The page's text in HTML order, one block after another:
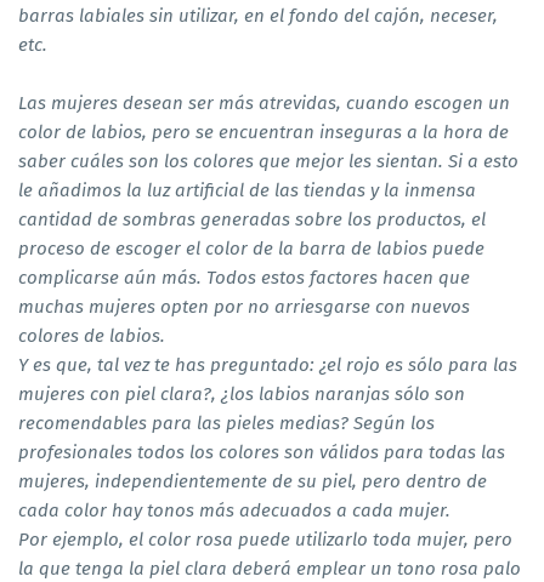
barras labiales sin utilizar, en el fondo del cajón, neceser,
etc.
Las mujeres desean ser más atrevidas, cuando escogen un
color de labios, pero se encuentran inseguras a la hora de
saber cuáles son los colores que mejor les sientan. Si a esto
le añadimos la luz artificial de las tiendas y la inmensa
cantidad de sombras generadas sobre los productos, el
proceso de escoger el color de la barra de labios puede
complicarse aún más. Todos estos factores hacen que
muchas mujeres opten por no arriesgarse con nuevos
colores de labios.
Y es que, tal vez te has preguntado: ¿el rojo es sólo para las
mujeres con piel clara?, ¿los labios naranjas sólo son
recomendables para las pieles medias? Según los
profesionales todos los colores son válidos para todas las
mujeres, independientemente de su piel, pero dentro de
cada color hay tonos más adecuados a cada mujer.
Por ejemplo, el color rosa puede utilizarlo toda mujer, pero
la que tenga la piel clara deberá emplear un tono rosa palo